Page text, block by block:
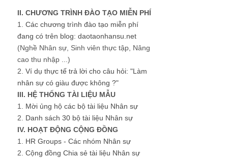
II. CHƯƠNG TRÌNH ĐÀO TẠO MIỄN PHÍ
1. Các chương trình đào tạo miễn phí
đang có trên blog: daotaonhansu.net
(Nghề Nhân sự, Sinh viên thực tập, Nâng
cao thu nhập ...)
2. Ví dụ thực tế trả lời cho câu hỏi: "Làm
nhân sự có giàu được không ?"
III. HỆ THỐNG TÀI LIỆU MẪU
1. Mời ủng hộ các bộ tài liệu Nhân sự
2. Danh sách 30 bộ tài liệu Nhân sự
IV. HOẠT ĐỘNG CỘNG ĐỒNG
1. HR Groups - Các nhóm Nhân sự
2. Cộng đồng Chia sẻ tài liệu Nhân sự